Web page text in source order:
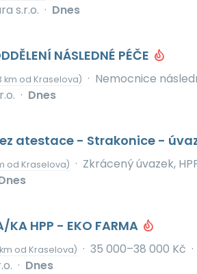
s.r.o. · Dnes
NÁSLEDNÉ PÉČE
km od Kraselova) · Nemocnice
· Dnes
atestace - Strakonice -
od Kraselova) · Zkrácený úvazek,
KA HPP - EKO FARMA
od Kraselova) · 35 000–38 000 Kč ·
· Dnes